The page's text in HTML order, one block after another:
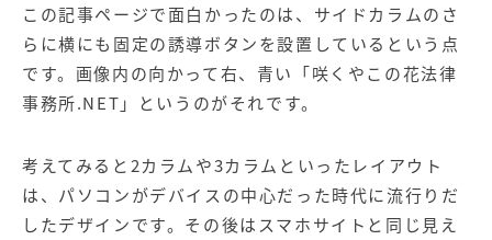
この記事ページで面白かったのは、サイドカラムのさ
らに横にも固定の誘導ボタンを設置しているという点
です。画像内の向かって右、青い「咲くやこの花法律
事務所.NET」というのがそれです。
考えてみると2カラムや3カラムといったレイアウト
は、パソコンがデバイスの中心だった時代に流行りだ
したデザインです。その後はスマホサイトと同じ見え